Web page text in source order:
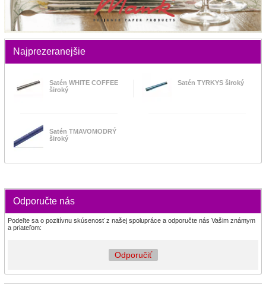
Najprezeranejšie
Satén WHITE COFFEE
široký
Satén TYRKYS široký
Satén TMAVOMODRÝ
široký
Odporučte nás
Podeľte sa o pozitívnu skúsenosť z našej spolupráce a odporučte nás Vašim známym
a priateľom:
Odporučiť